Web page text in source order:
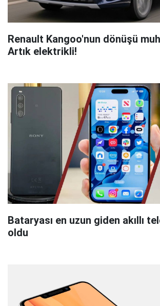
Renault Kangoo'nun dönüşü
Artık elektrikli!
Bataryası en uzun giden akıllı
oldu